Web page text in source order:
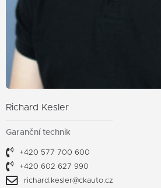
Richard Kesler
Garanční technik
+420 577 700 600
+420 602 627 990
richard.kesler@ckauto.cz